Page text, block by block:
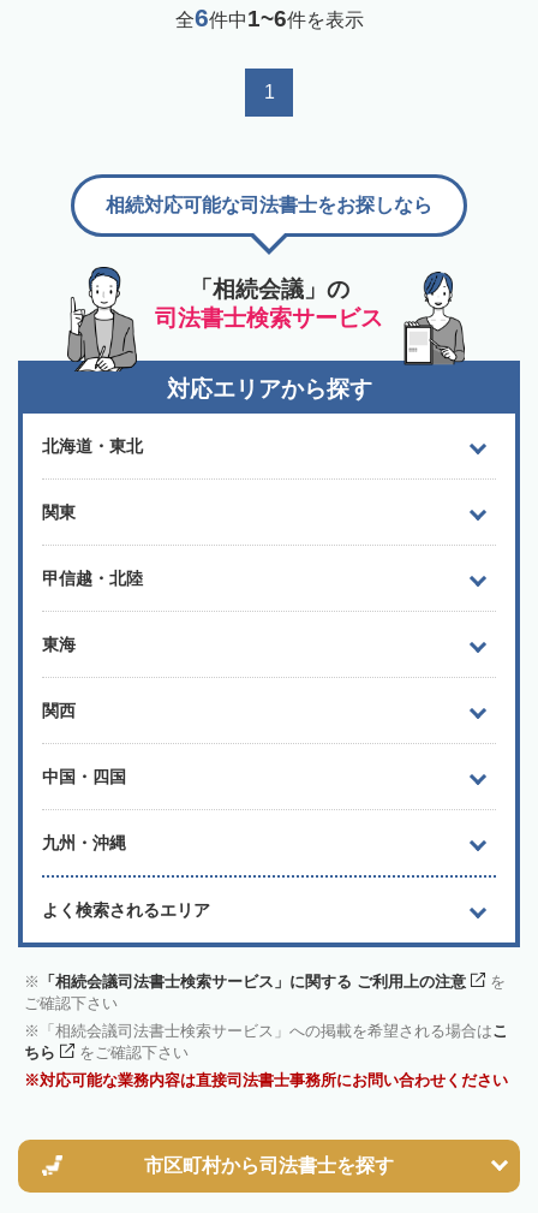
全6件中1~6件を表示
1
「相続会議」の
司法書士検索サービス
相続対応可能な司法書士をお探しなら
対応エリアから探す
北海道・東北
関東
甲信越・北陸
東海
関西
中国・四国
九州・沖縄
よく検索されるエリア
「相続会議司法書士検索サービス」に関する ご利用上の注意
を
ご確認下さい
「相続会議司法書士検索サービス」への掲載を希望される場合はこ
ちら
をご確認下さい
対応可能な業務内容は直接司法書士事務所にお問い合わせください
市区町村から司法書士を探す